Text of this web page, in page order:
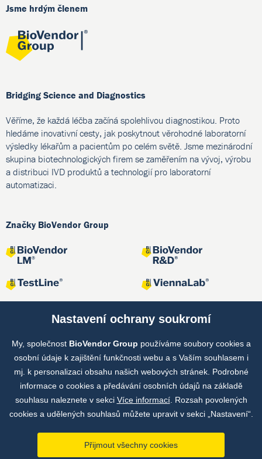
Jsme hrdým členem
Bridging Science and Diagnostics
Věříme, že každá léčba začíná spolehlivou diagnostikou. Proto
hledáme inovativní cesty, jak poskytnout věrohodné laboratorní
výsledky lékařům a pacientům po celém světě. Jsme mezinárodní
skupina biotechnologických firem se zaměřením na vývoj, výrobu
a distribuci IVD produktů a technologií pro laboratorní
automatizaci.
Značky BioVendor Group
Společné projekty
Nastavení ochrany soukromí
My, společnost BioVendor Group používáme soubory cookies a
osobní údaje k zajištění funkčnosti webu a s Vaším souhlasem i
mj. k personalizaci obsahu našich webových stránek. Podrobné
informace o cookies a předávání osobních údajů na základě
souhlasu naleznete v sekci Více informací. Rozsah povolených
cookies a udělených souhlasů můžete upravit v sekci „Nastavení“.
Přijmout všechny cookies